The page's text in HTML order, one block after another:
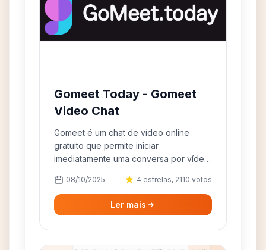
Gomeet Today - Gomeet
Video Chat
Gomeet é um chat de vídeo online
gratuito que permite iniciar
imediatamente uma conversa por vídeo
aplicativo Gomeet. Chat ao vivo gratuito
com o Gomeet Today.
08/10/2025 4 estrelas, 2110 votos
Ler mais